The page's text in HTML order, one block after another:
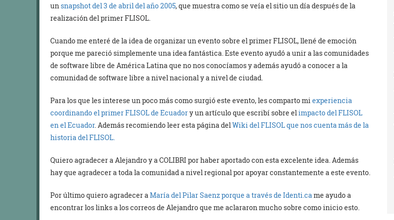
unsnapshot del 3 de abril del año 2005, que muestra como se veía el sitio un día después de la
realización del primer FLISOL.
Cuando me enteré de la idea de organizar un evento sobre el primer FLISOL, llené de emoción
porque me pareció simplemente una idea fantástica. Este evento ayudó a unir a las comunidades
de software libre de América Latina que no nos conocíamos y además ayudó a conocer a la
comunidad de software libre a nivel nacional y a nivel de ciudad.
Para los que les interese un poco más como surgió este evento, les comparto miexperiencia
coordinando el primer FLISOL de Ecuadory un artículo que escribí sobre elimpacto del FLISOL
en el Ecuador. Además recomiendo leer esta página delWiki del FLISOL que nos cuenta más de la
historia del FLISOL.
Quiero agradecer a Alejandro y a COLIBRI por haber aportado con esta excelente idea. Además
hay que agradecer a toda la comunidad a nivel regional por apoyar constantemente a este evento.
Por último quiero agradecer aMaría del Pilar Saenz porque a través de Identi.came ayudo a
encontrar los links a los correos de Alejandro que me aclararon mucho sobre como inicio esto.